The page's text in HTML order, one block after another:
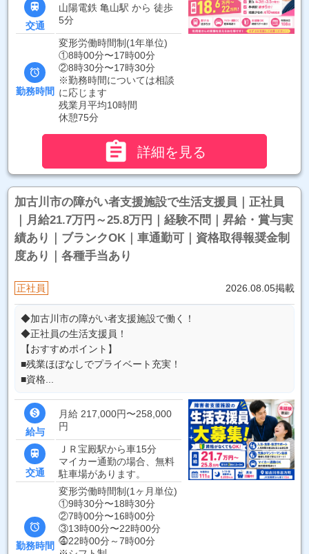

交通
山陽電鉄 亀山駅 から 徒歩
5分

勤務時間
変形労働時間制(1年単位)
①8時00分〜17時00分
②8時30分〜17時30分
※勤務時間については相談
に応じます
残業月平均10時間
休憩75分
 詳細を見る
加古川市の障がい者支援施設で生活支援員｜正社員
｜月給21.7万円～25.8万円｜経験不問｜昇給・賞与実
績あり｜ブランクOK｜車通勤可｜資格取得報奨金制
度あり｜各種手当あり
正社員 2026.08.05掲載
◆加古川市の障がい者支援施設で働く！
◆正社員の生活支援員！
【おすすめポイント】
■残業ほぼなしでプライベート充実！
■資格...

給与
月給 217,000円〜258,000
円

交通
ＪＲ宝殿駅から車15分
マイカー通勤の場合、無料
駐車場があります。

勤務時間
変形労働時間制(1ヶ月単位)
①9時30分〜18時30分
②7時00分〜16時00分
③13時00分〜22時00分
⓸22時00分～7時00分